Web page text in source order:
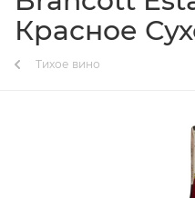
Красное
Тихое вино